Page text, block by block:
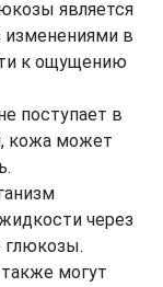
является
изменениями в
к ощущению
поступает в
кожа может
через
глюкозы.
могут